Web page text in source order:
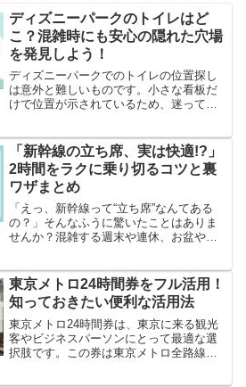
ディズニーパークのトイレはど
こ？混雑時にも安心の隠れた穴場
を発見しよう！
ディズニーパークでのトイレの位置探し
は意外と難しいものです。小さな看板だ
けで位置が示されているため、迷ってし
こともあります。特に、パレードやアト
ラクションが始まる時間帯...
「新幹線の立ち席、実は快適!?」
2時間をラクに乗り切るコツと裏
ワザまとめ
「えっ、新幹線って“立ち席”なんてある
の？」そんなふうに驚いたことはありま
せんか？混雑する週末や連休、お盆や年
選択肢のひとつとして出てくるのが「立
席特急券」。でも、いざ...
東京メトロ24時間券をフル活用！
知っておきたい便利な活用法
東京メトロ24時間券は、東京に来る観光
客やビジネスパーソンにとって最適な選
択肢です。この券は東京メトロ全路線で